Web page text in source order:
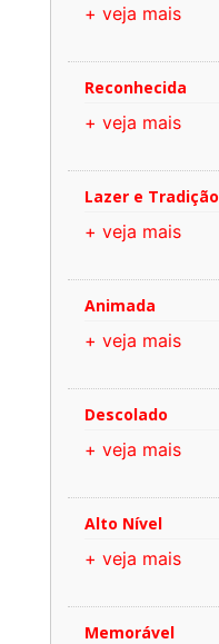
+ veja mais
Reconhecida
+ veja mais
Lazer e Tradição
+ veja mais
Animada
+ veja mais
Descolado
+ veja mais
Alto Nível
+ veja mais
Memorável